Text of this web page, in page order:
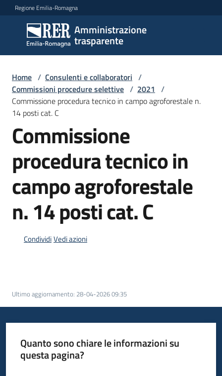
Vai al contenuto
Vai alla navigazione
Vai al footer
Regione Emilia-Romagna
Amministrazione
trasparente
Amministrazione
trasparente
Sottosezioni
Accesso
Home / Consulenti e collaboratori /
Commissioni procedure selettive / 2021 /
Commissione procedura tecnico in campo agroforestale n.
14 posti cat. C
Commissione
procedura tecnico in
campo agroforestale
n. 14 posti cat. C
CondividiVedi azioni
Ultimo aggiornamento: 28-04-2026 09:35
Quanto sono chiare le informazioni su
questa pagina?